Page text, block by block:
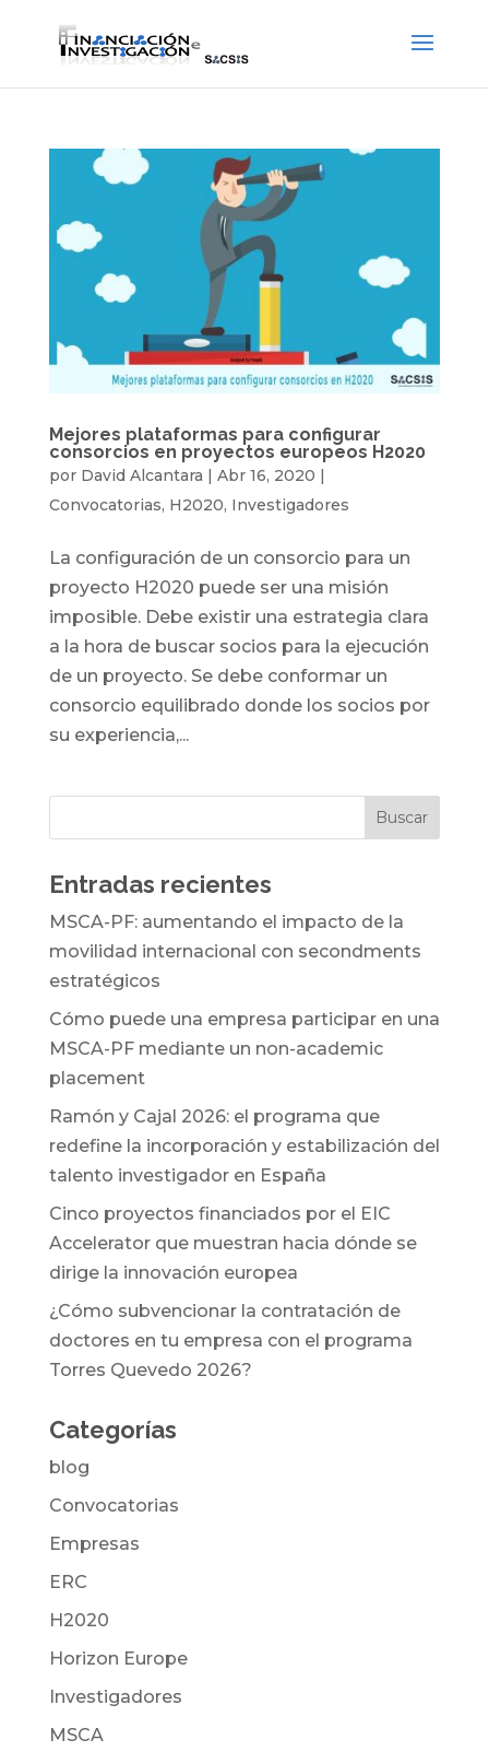
Mejores plataformas para configurar
consorcios en proyectos europeos H2020
por David Alcantara | Abr 16, 2020 |
Convocatorias, H2020, Investigadores
La configuración de un consorcio para un
proyecto H2020 puede ser una misión
imposible. Debe existir una estrategia clara
a la hora de buscar socios para la ejecución
de un proyecto. Se debe conformar un
consorcio equilibrado donde los socios por
su experiencia,...
Entradas recientes
MSCA-PF: aumentando el impacto de la
movilidad internacional con secondments
estratégicos
Cómo puede una empresa participar en una
MSCA-PF mediante un non-academic
placement
Ramón y Cajal 2026: el programa que
redefine la incorporación y estabilización del
talento investigador en España
Cinco proyectos financiados por el EIC
Accelerator que muestran hacia dónde se
dirige la innovación europea
¿Cómo subvencionar la contratación de
doctores en tu empresa con el programa
Torres Quevedo 2026?
Categorías
blog
Convocatorias
Empresas
ERC
H2020
Horizon Europe
Investigadores
MSCA